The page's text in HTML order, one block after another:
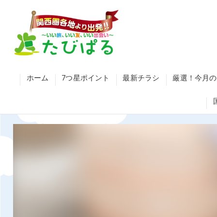
ホーム 7つ星ポイント 最新チラシ 厳選！今月